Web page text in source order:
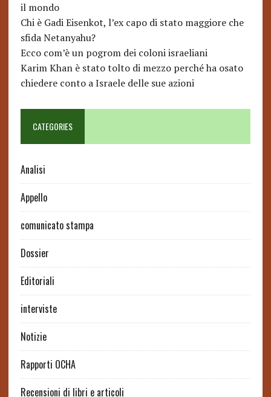
il mondo
Chi è Gadi Eisenkot, l’ex capo di stato maggiore che
sfida Netanyahu?
Ecco com’è un pogrom dei coloni israeliani
Karim Khan è stato tolto di mezzo perché ha osato
chiedere conto a Israele delle sue azioni
CATEGORIES
Analisi
Appello
comunicato stampa
Dossier
Editoriali
interviste
Notizie
Rapporti OCHA
Recensioni di libri e articoli